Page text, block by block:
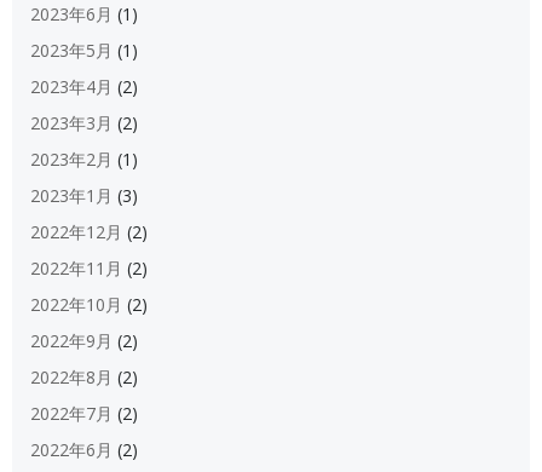
2023年6月 (1)
2023年5月 (1)
2023年4月 (2)
2023年3月 (2)
2023年2月 (1)
2023年1月 (3)
2022年12月 (2)
2022年11月 (2)
2022年10月 (2)
2022年9月 (2)
2022年8月 (2)
2022年7月 (2)
2022年6月 (2)